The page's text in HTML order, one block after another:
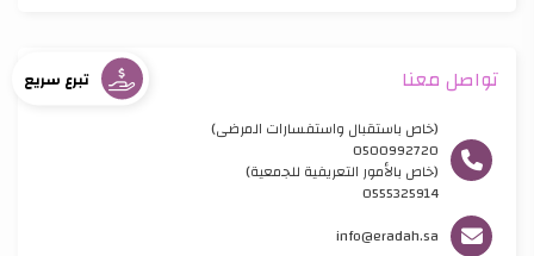
تواصل معنا
(خاص باستقبال واستفسارات المرضى)
0500992720
(خاص بالأمور التعريفية للجمعية)
0555325914
info@eradah.sa
تبرع سريع